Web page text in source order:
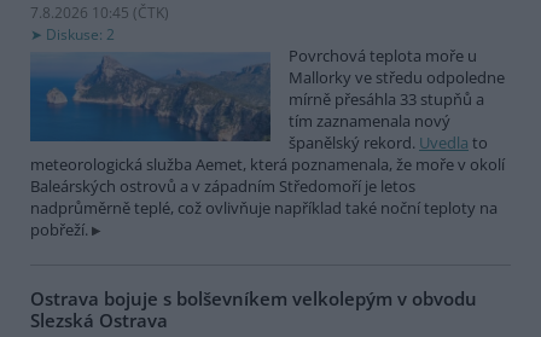
7.8.2026 10:45 (ČTK)
Diskuse: 2
Povrchová teplota moře u
Mallorky ve středu odpoledne
mírně přesáhla 33 stupňů a
tím zaznamenala nový
španělský rekord. Uvedla to
meteorologická služba Aemet, která poznamenala, že moře v okolí
Baleárských ostrovů a v západním Středomoří je letos
nadprůměrně teplé, což ovlivňuje například také noční teploty na
pobřeží.
Ostrava bojuje s bolševníkem velkolepým v obvodu
Slezská Ostrava